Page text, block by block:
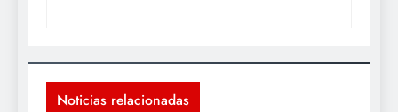
Noticias relacionadas